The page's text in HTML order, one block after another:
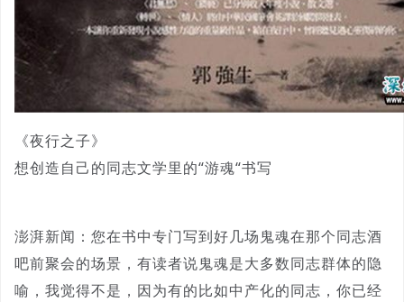
《夜行之子》
想创造自己的同志文学里的“游魂“书写
澎湃新闻：您在书中专门写到好几场鬼魂在那个同志酒
吧前聚会的场景，有读者说鬼魂是大多数同志群体的隐
喻，我觉得不是，因为有的比如中产化的同志，你已经